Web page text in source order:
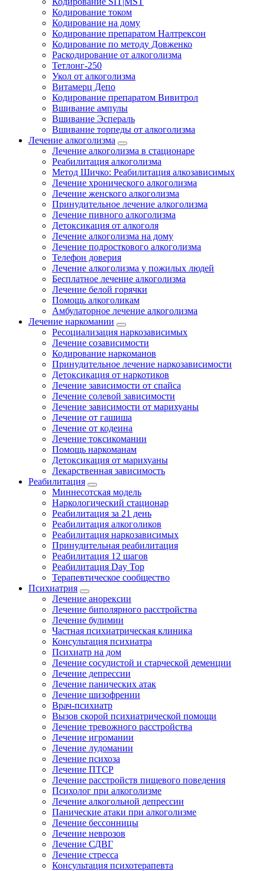
Кодирование током
Кодирование на дому
Кодирование препаратом Налтрексон
Кодирование по методу Довженко
Раскодирование от алкоголизма
Тетлонг-250
Укол от алкоголизма
Витамерц Депо
Кодирование препаратом Вивитрол
Вшивание ампулы
Вшивание Эспераль
Вшивание торпеды от алкоголизма
Лечение алкоголизма
Лечение алкоголизма в стационаре
Реабилитация алкоголизма
Метод Шичко: Реабилитация алкозависимых
Лечение хронического алкоголизма
Лечение женского алкоголизма
Принудительное лечение алкоголизма
Лечение пивного алкоголизма
Детоксикация от алкоголя
Лечение алкоголизма на дому
Лечение подросткового алкоголизма
Телефон доверия
Лечение алкоголизма у пожилых людей
Бесплатное лечение алкоголизма
Лечение белой горячки
Помощь алкоголикам
Амбулаторное лечение алкоголизма
Лечение наркомании
Ресоциализация наркозависимых
Лечение созависимости
Кодирование наркоманов
Принудительное лечение наркозависимости
Детоксикация от наркотиков
Лечение зависимости от спайса
Лечение солевой зависимости
Лечение зависимости от марихуаны
Лечение от гашиша
Лечение от кодеина
Лечение токсикомании
Помощь наркоманам
Детоксикация от марихуаны
Лекарственная зависимость
Реабилитация
Миннесотская модель
Наркологический стационар
Реабилитация за 21 день
Реабилитация алкоголиков
Реабилитация наркозависимых
Принудительная реабилитация
Реабилитация 12 шагов
Реабилитация Day Top
Терапевтическое сообщество
Психиатрия
Лечение анорексии
Лечение биполярного расстройства
Лечение булимии
Частная психиатрическая клиника
Консультация психиатра
Психиатр на дом
Лечение сосудистой и старческой деменции
Лечение депрессии
Лечение панических атак
Лечение шизофрении
Врач-психиатр
Вызов скорой психиатрической помощи
Лечение тревожного расстройства
Лечение игромании
Лечение лудомании
Лечение психоза
Лечение ПТСР
Лечение расстройств пищевого поведения
Психолог при алкоголизме
Лечение алкогольной депрессии
Панические атаки при алкоголизме
Лечение бессонницы
Лечение неврозов
Лечение СДВГ
Лечение стресса
Консультация психотерапевта